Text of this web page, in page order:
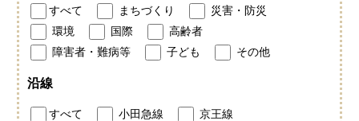
すべて まちづくり
災害・防災
環境
国際
高齢者
障害者・難病等
子ども その他
沿線
すべて 小田急線
京王線